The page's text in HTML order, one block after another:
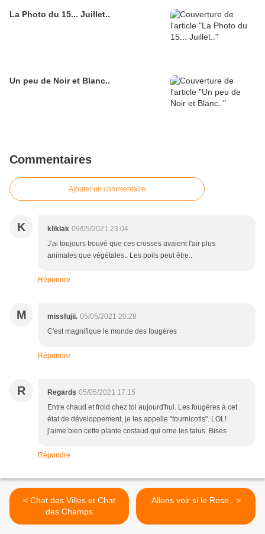
La Photo du 15... Juillet..
Un peu de Noir et Blanc..
Commentaires
Ajouter un commentaire
K kliklak 09/05/2021 23:04
J'ai toujours trouvé que ces crosses avaient l'air plus
animales que végétales.. Les poils peut être..
Répondre
M missfujii. 05/05/2021 20:28
C'est magnifique le monde des fougères
Répondre
R Regards 05/05/2021 17:15
Entre chaud et froid chez toi aujourd'hui. Les fougères à cet
état de développement, je les appelle "tournicotis". LOL!
j'aime bien cette plante costaud qui orne les talus. Bises
Répondre
< Chat des Villes et Chat
des Champs
Allons voir si le Rose.. >